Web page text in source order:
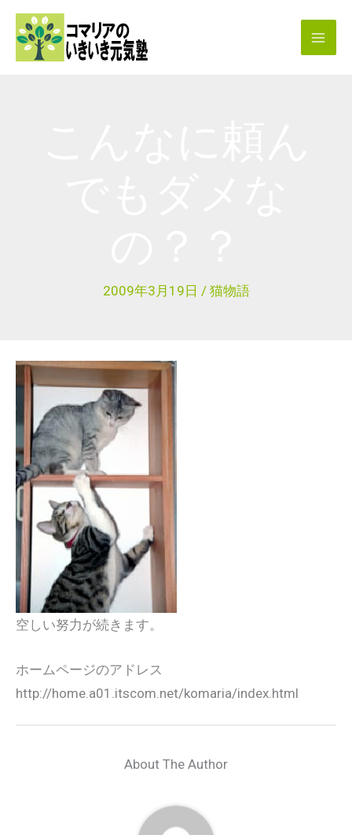
2009年3月19日 / 猫物語
空しい努力が続きます。
ホームページのアドレス
http://home.a01.itscom.net/komaria/index.html
About The Author